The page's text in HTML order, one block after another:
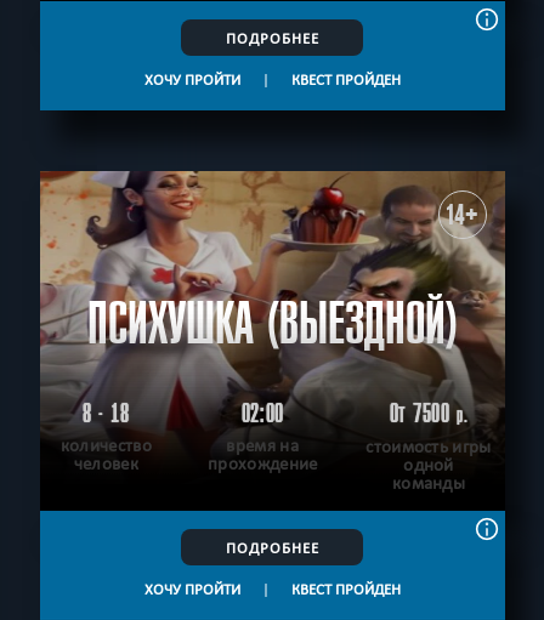
ПОДРОБНЕЕ
ХОЧУ ПРОЙТИ | КВЕСТ ПРОЙДЕН
14+
ПСИХУШКА (ВЫЕЗДНОЙ)
8 - 18
количество
человек
02:00
время на
прохождение
От 7500р.
стоимость игры
одной
команды
ПОДРОБНЕЕ
ХОЧУ ПРОЙТИ | КВЕСТ ПРОЙДЕН